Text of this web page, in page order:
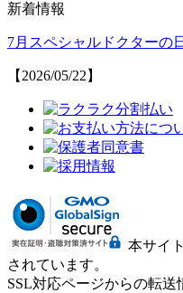
新着情報
7月スペシャルドクターの
【2026/05/22】
本サイ
されています。
SSL対応ページからの転送